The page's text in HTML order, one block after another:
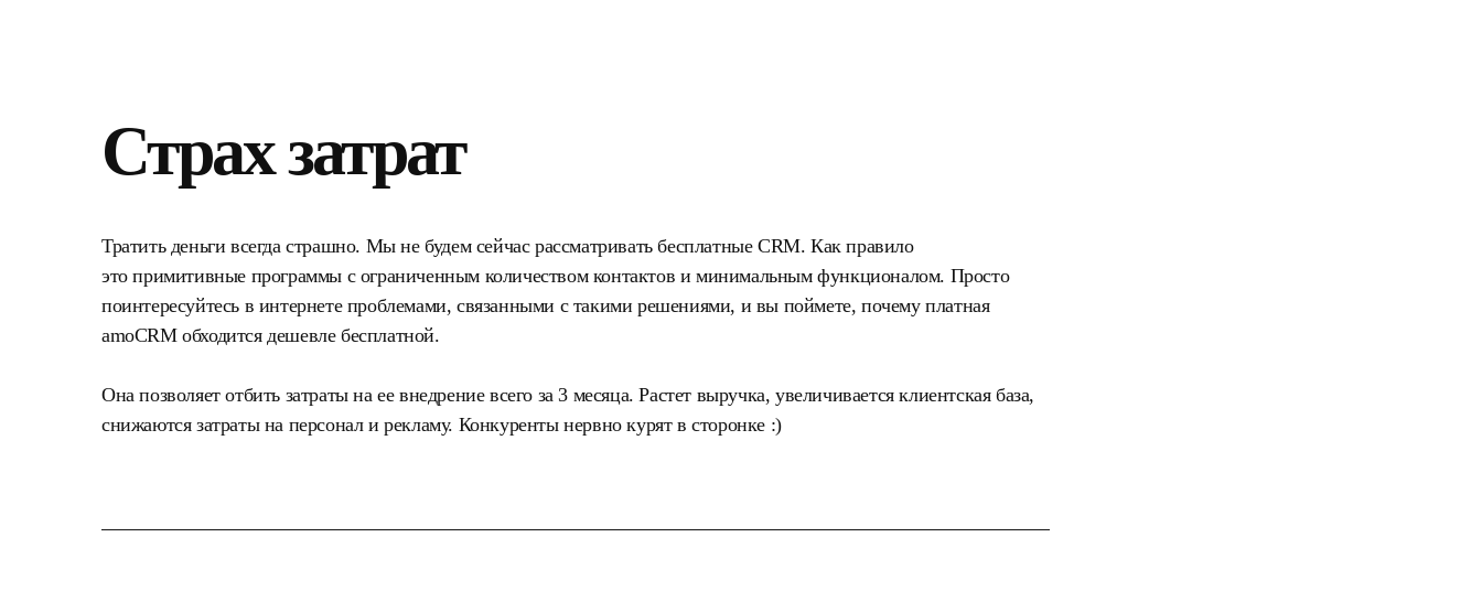
Страх затрат
Тратить деньги всегда страшно. Мы не будем сейчас рассматривать бесплатные CRM. Как правило
это примитивные программы с ограниченным количеством контактов и минимальным функционалом. Просто
поинтересуйтесь в интернете проблемами, связанными с такими решениями, и вы поймете, почему платная
amoCRM обходится дешевле бесплатной.
Она позволяет отбить затраты на ее внедрение всего за 3 месяца. Растет выручка, увеличивается клиентская база,
снижаются затраты на персонал и рекламу. Конкуренты нервно курят в сторонке :)